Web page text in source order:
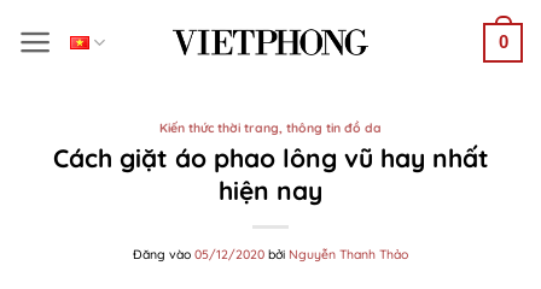
qua
0
Kiến thức thời trang, thông tin đồ da
Cách giặt áo phao lông vũ hay nhất
hiện nay
Đăng vào 05/12/2020 bởi Nguyễn Thanh Thảo